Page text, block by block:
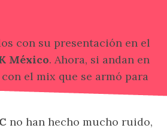
con su presentación en el
México. Ahora, si andan en
el mix que se armó para
no han hecho mucho ruido,